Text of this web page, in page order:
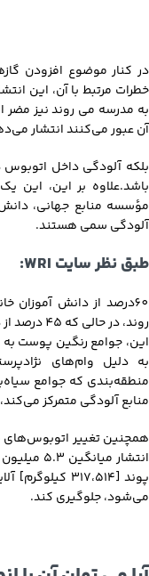
در کنار موضوع افزودن
به مدرسه می روند نیز مضر
آن عبور می‌کنند انتشار
باشد.علاوه بر این،
مؤسسه منابع جهانی،
آلودگی سمی هستند.
طبق نظر سایت WRI:
60درصد از دانش آموزان
روند، در
این، جوامع رنگین پوست به
به دلیل وام‌های
منطقه‌بندی که جوامع
منابع آلودگی متمرکز
همچنین تغییر اتوبوس‌های
می‌شود، جلوگیری کند.